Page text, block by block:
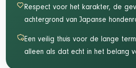
Respect voor het karakter, de
achtergrond van Japanse
Een veilig thuis voor de lange
alleen als dat echt in het belang